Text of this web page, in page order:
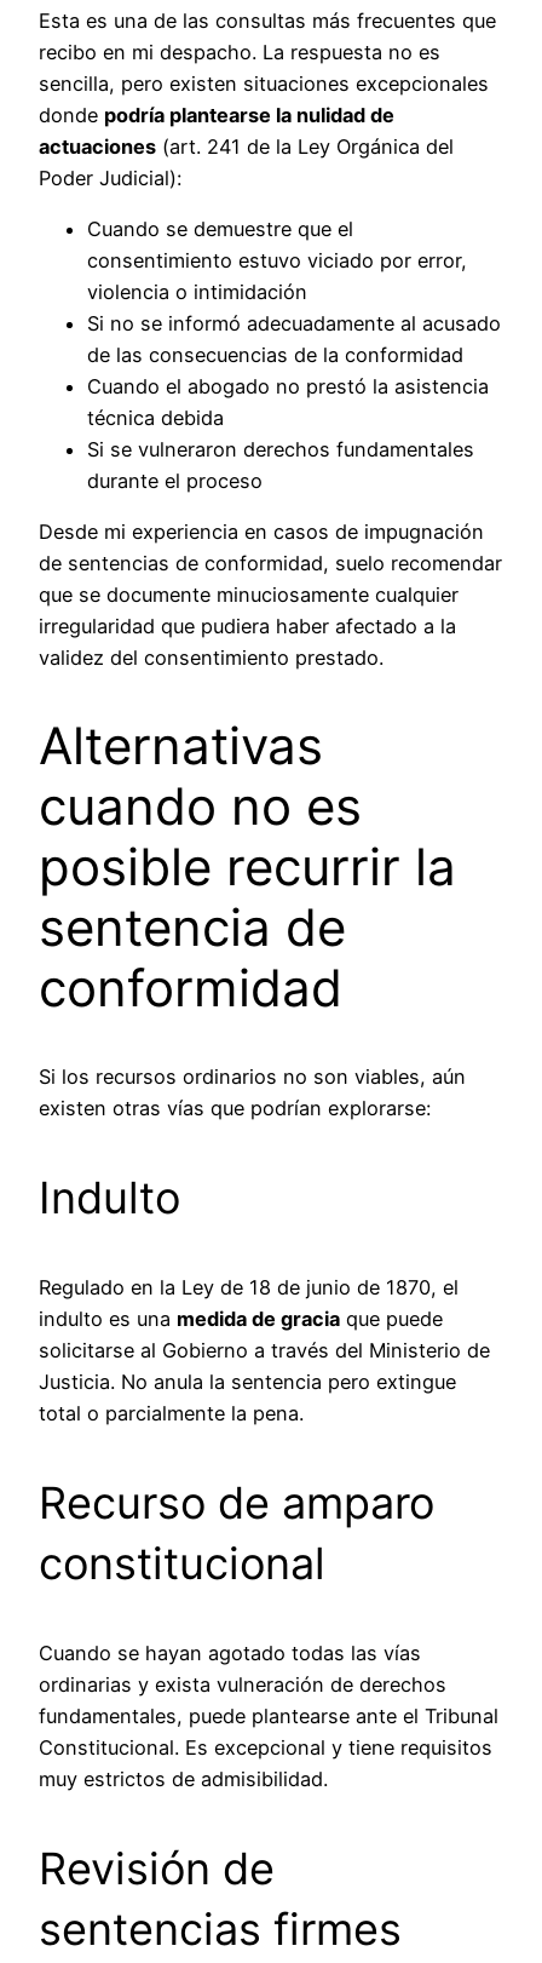
Esta es una de las consultas más frecuentes que
recibo en mi despacho. La respuesta no es
sencilla, pero existen situaciones excepcionales
donde podría plantearse la nulidad de
actuaciones (art. 241 de la Ley Orgánica del
Poder Judicial):
Cuando se demuestre que el
consentimiento estuvo viciado por error,
violencia o intimidación
Si no se informó adecuadamente al acusado
de las consecuencias de la conformidad
Cuando el abogado no prestó la asistencia
técnica debida
Si se vulneraron derechos fundamentales
durante el proceso
Desde mi experiencia en casos de impugnación
de sentencias de conformidad, suelo recomendar
que se documente minuciosamente cualquier
irregularidad que pudiera haber afectado a la
validez del consentimiento prestado.
Alternativas
cuando no es
posible recurrir la
sentencia de
conformidad
Si los recursos ordinarios no son viables, aún
existen otras vías que podrían explorarse:
Indulto
Regulado en la Ley de 18 de junio de 1870, el
indulto es una medida de gracia que puede
solicitarse al Gobierno a través del Ministerio de
Justicia. No anula la sentencia pero extingue
total o parcialmente la pena.
Recurso de amparo
constitucional
Cuando se hayan agotado todas las vías
ordinarias y exista vulneración de derechos
fundamentales, puede plantearse ante el Tribunal
Constitucional. Es excepcional y tiene requisitos
muy estrictos de admisibilidad.
Revisión de
sentencias firmes